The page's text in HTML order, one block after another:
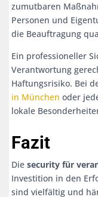
zumutbaren
Personen und
die Beauftragung
Ein professioneller
Verantwortung
Haftungsrisiko. Bei
in München oder
lokale
Fazit
Diesecurity für
Investition in den
sind vielfältig und